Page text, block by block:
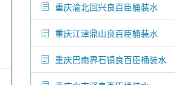
重庆渝北回兴良百臣桶装水
重庆江津鼎山良百臣桶装水
重庆巴南界石镇良百臣桶装水